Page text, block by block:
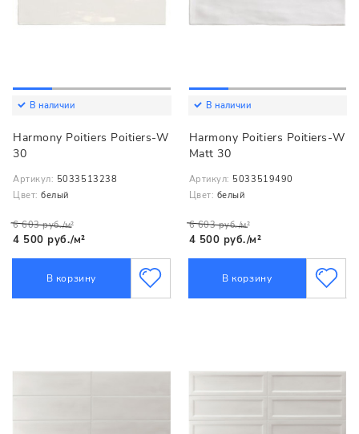
В наличии
Harmony Poitiers Poitiers-W
30
Артикул: 5033513238
Цвет: белый
6 603 руб./м²
4 500 руб./м²
В корзину
В наличии
Harmony Poitiers Poitiers-W
Matt 30
Артикул: 5033519490
Цвет: белый
6 603 руб./м²
4 500 руб./м²
В корзину